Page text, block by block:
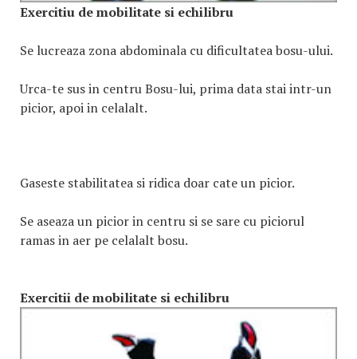
Exercitiu de mobilitate si echilibru
Se lucreaza zona abdominala cu dificultatea bosu-ului.
Urca-te sus in centru Bosu-lui, prima data stai intr-un
picior, apoi in celalalt.
Gaseste stabilitatea si ridica doar cate un picior.
Se aseaza un picior in centru si se sare cu piciorul
ramas in aer pe celalalt bosu.
Exercitii de mobilitate si echilibru